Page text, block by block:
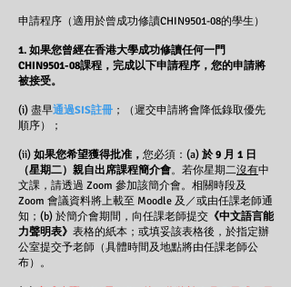
申請程序（適用於曾成功修讀CHIN9501-08的學生）
1. 如果您曾經在香港大學成功修讀任何一門
CHIN9501-08課程，完成以下申請程序，您的申請將
被接受。
(i) 盡早通過SIS註冊 ；（遲交申請將會降低錄取優先
順序）；
(ii) 如果您希望獲得批准， 您必須：(a) 於 9 月 1 日
（星期二）親自出席課程簡介會。若你星期二沒有中
文課，請透過 Zoom 參加該簡介會。相關時段及
Zoom 會議資料將上載至 Moodle 及／或由任課老師通
知；(b) 於簡介會期間，向任課老師提交 《中文語言能
力聲明表》 表格的紙本；或填妥該表格後，於指定辦
公室提交予老師（具體時間及地點將由任課老師公
布）。